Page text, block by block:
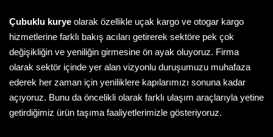
Çubuklu kurye olarak özellikle uçak kargo ve otogar kargo
hizmetlerine farklı bakış acıları getirerek sektöre pek çok
değişikliğin ve yeniliğin girmesine ön ayak oluyoruz. Firma
olarak sektör içinde yer alan vizyonlu duruşumuzu muhafaza
ederek her zaman için yeniliklere kapılarımızı sonuna kadar
açıyoruz. Bunu da öncelikli olarak farklı ulaşım araçlarıyla yetine
getirdiğimiz ürün taşıma faaliyetlerimizle gösteriyoruz.